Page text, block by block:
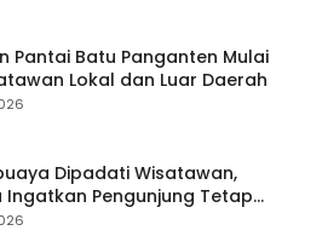
Pantai Batu Panganten Mulai
Lokal dan Luar Daerah
Dipadati Wisatawan,
Ingatkan Pengunjung Tetap